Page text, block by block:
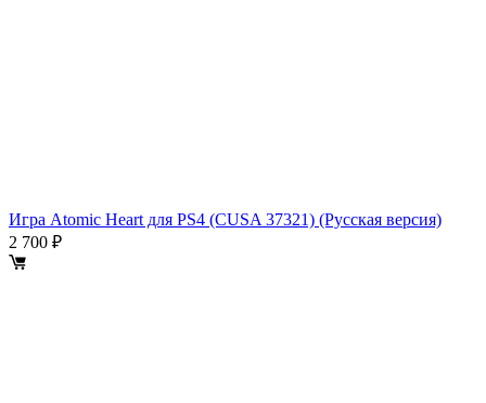
Игра Atomic Heart для PS4 (CUSA 37321) (Русская версия)
2 700 ₽